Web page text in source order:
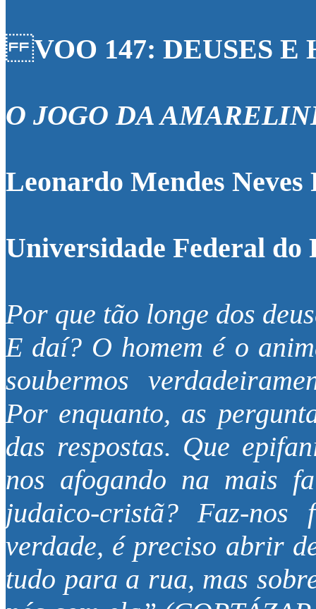
VOO 147: DEUSES E
O JOGO DA
Leonardo Mendes Neves
Universidade Federal do
Por que tão longe dos
E daí? O homem é o
soubermos
Por enquanto, as
das respostas. Que
nos afogando na mais
judaico-cristã? Faz-
verdade, é preciso abrir
tudo para a rua, mas